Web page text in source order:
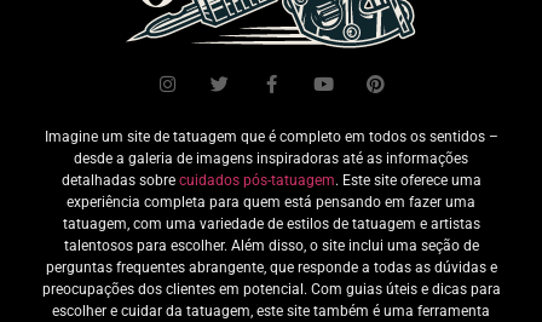
Imagine um site de tatuagem que é completo em todos os sentidos –
desde a galeria de imagens inspiradoras até as informações
detalhadas sobre cuidados pós-tatuagem. Este site oferece uma
experiência completa para quem está pensando em fazer uma
tatuagem, com uma variedade de estilos de tatuagem e artistas
talentosos para escolher. Além disso, o site inclui uma seção de
perguntas frequentes abrangente, que responde a todas as dúvidas e
preocupações dos clientes em potencial. Com guias úteis e dicas para
escolher e cuidar da tatuagem, este site também é uma ferramenta